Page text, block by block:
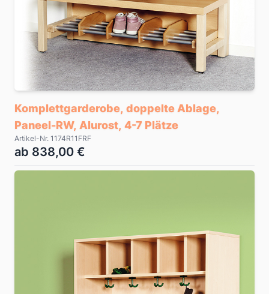
Komplettgarderobe, doppelte Ablage,
Paneel-RW, Alurost, 4-7 Plätze
Artikel-Nr. 1174R11FRF
ab 838,00 €